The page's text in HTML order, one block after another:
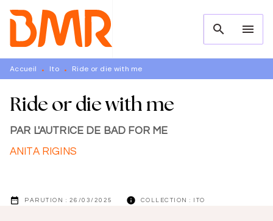
MENU RECHERCHE
PIED DE PAGE
search menu
Accueil • Ito • Ride or die with me
Ride or die with me
PAR L'AUTRICE DE BAD FOR ME
ANITA RIGINS
date_range PARUTION : 26/03/2025 info COLLECTION : ITO